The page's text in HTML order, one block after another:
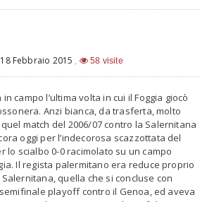
Febbraio 2015 , 58 visite
campo l’ultima volta in cui il Foggia giocò
Anzi bianca, da trasferta, molto
match del 2006/07 contro la Salernitana
oggi per l’indecorosa scazzottata del
lo scialbo 0-0 racimolato su un campo
Il regista palermitano era reduce proprio
quella che si concluse con
playoff contro il Genoa, ed aveva